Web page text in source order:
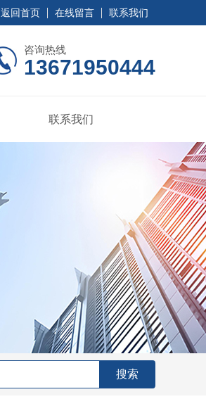
返回首页 在线留言 联系我们
咨询热线
13671950444
联系我们